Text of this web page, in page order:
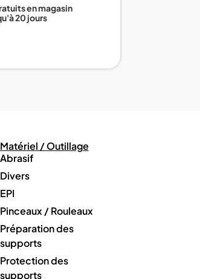
en magasin
20 jours
Matériel / Outillage
Abrasif
Divers
EPI
Pinceaux / Rouleaux
Préparation des
supports
Protection des
supports